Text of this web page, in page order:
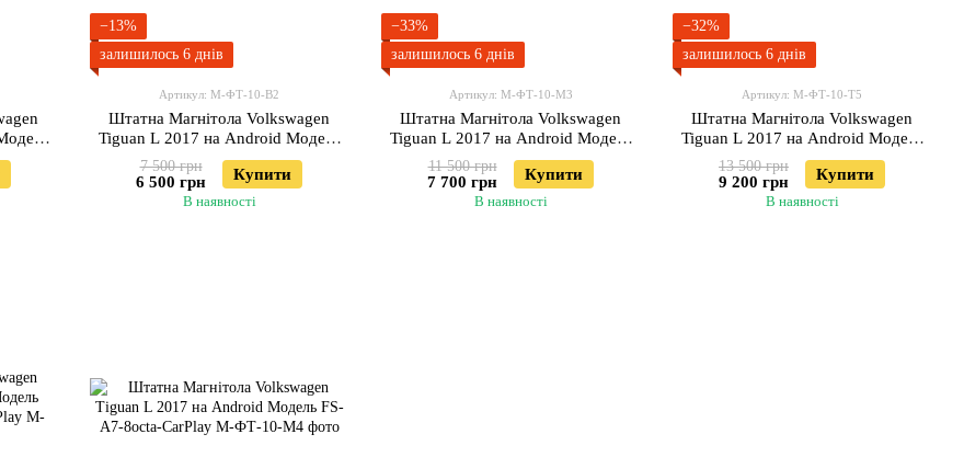
−13%
залишилось 6 днів
Артикул: М-ФТ-10-В2
Штатна Магнітола Volkswagen
Tiguan L 2017 на Android Модель
XyAuto-3GWiFi+Carplay 2/32 Гб
7 500 грн
6 500 грн Купити
В наявності
−33%
залишилось 6 днів
Артикул: М-ФТ-10-М3
Штатна Магнітола Volkswagen
Tiguan L 2017 на Android Модель
XYAuto-7212-8octa-CarPlay
11 500 грн
7 700 грн Купити
В наявності
−32%
залишилось 6 днів
Артикул: М-ФТ-10-Т5
Штатна Магнітола Volkswagen
Tiguan L 2017 на Android Модель
XYAuto-5760-8octa-4G-DSP-
CarPlay
13 500 грн
9 200 грн Купити
В наявності